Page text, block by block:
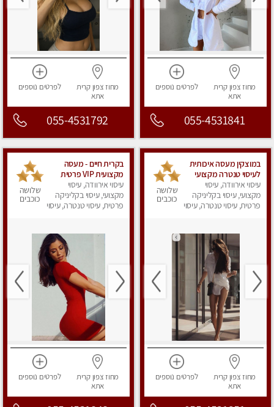
מחוז צפוןקרית
אתא
לפרטים נוספים
055-4531841
מחוז צפוןקרית
אתא
לפרטים נוספים
055-4531792
במוצקין מעסה איכותית
לעיסוי טנטרה מקצועי
ומרגיעה
עיסוי אירוודה, עיסוי
מקצועי, עיסוי בקליניקה
פרטית, עיסוי טנטרה, עיסוי
שלושה
כוכבים
מחוז צפוןקרית
אתא
לפרטים נוספים
בקרית חיים - מעסה
מקצועית VIP פרטית
ומיוחדת בחיפה מומלץ
מאוד !!!
עיסוי אירוודה, עיסוי
מקצועי, עיסוי בקליניקה
פרטית, עיסוי טנטרה, עיסוי
שלושה
כוכבים
מחוז צפוןקרית
אתא
לפרטים נוספים